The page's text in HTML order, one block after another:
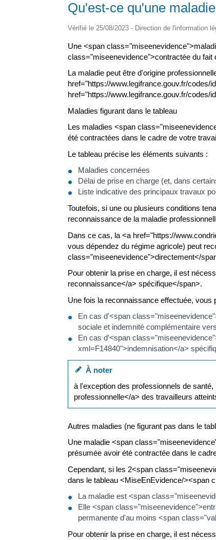
Qu'est-ce qu'une
Vérifié le 25/08/2023 - Direction de l'information
Une <span
class="miseenevidence">contractée du fait
La maladie peut être d'origine
href="https://www.legifrance.gouv.fr/codes/
href="https://www.legifrance.gouv.fr/codes/
Maladies figurant dans le tableau
Les maladies <span
été contractées dans le cadre de votre
Le tableau précise les éléments suivants :
Maladies concernées
Délai de prise en charge (et, dans
Liste indicative des principaux travaux
Toutefois, si une ou plusieurs conditions
reconnaissance de la maladie
Dans ce cas, la <a href="https://
vous dépendez du régime agricole) peut
class="miseenevidence">directement</
Pour obtenir la prise en charge, il est
reconnaissance</a> spécifique</span>.
Une fois la reconnaissance effectuée,
En cas d'<span
sociale et indemnité complémentaire
En cas d'<span
xml=F14840">indemnisation</a>
À noter
à l'exception des professionnels de
professionnelle</a> des travailleurs
Autres maladies (ne figurant pas dans le
Une maladie <span
présumée avoir été contractée dans le
Cependant, si les 2<span
dans le tableau <MiseEnEvidence/><span
La maladie est <span
Elle <span
permanente d'au moins <span
Pour obtenir la prise en charge, il est